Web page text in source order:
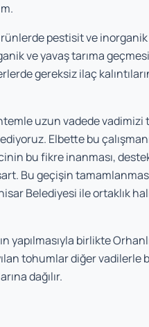
pestisit ve
ve yavaş tarıma
gereksiz ilaç
uzun vadede vadimizi
Elbette bu
bu fikre inanması,
Bu geçişin
Belediyesi ile ortaklık
yapılmasıyla birlikte
tohumlar diğer vadilerle
dağılır.